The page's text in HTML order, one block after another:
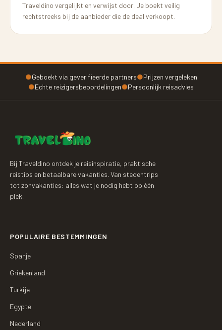
Traveldino vergelijkt en verwijst door. Je boekt veilig
rechtstreeks bij de aanbieder die de deal verkoopt.
●Geboekt via geverifieerde partners●Prijzen vergeleken
●Echte reizigersbeoordelingen●Persoonlijk reisadvies
Bij Traveldino ontdek je reisinspiratie, praktische
reistips en betaalbare vakanties. Van stedentrips
tot zonvakanties: alles wat je nodig hebt op één
plek.
POPULAIRE BESTEMMINGEN
Spanje
Griekenland
Turkije
Egypte
Nederland